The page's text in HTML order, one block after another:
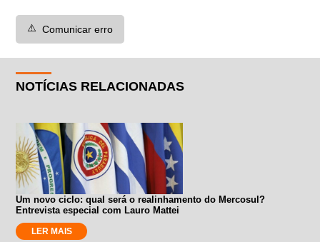
⚠️ Comunicar erro
NOTÍCIAS RELACIONADAS
Um novo ciclo: qual será o realinhamento do Mercosul?
Entrevista especial com Lauro Mattei
LER MAIS